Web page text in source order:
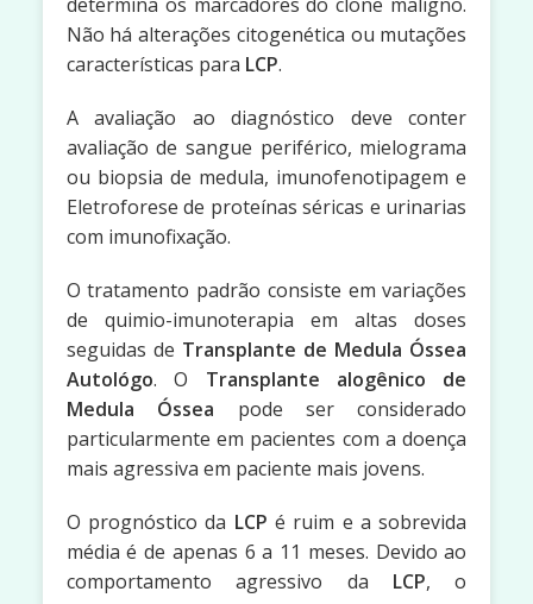
Não há alterações citogenética ou mutações
características para LCP.
A avaliação ao diagnóstico deve conter
avaliação de sangue periférico, mielograma
ou biopsia de medula, imunofenotipagem e
Eletroforese de proteínas séricas e urinarias
com imunofixação.
O tratamento padrão consiste em variações
de quimio-imunoterapia em altas doses
seguidas de Transplante de Medula Óssea
Autológo. O Transplante alogênico de
Medula Óssea pode ser considerado
particularmente em pacientes com a doença
mais agressiva em paciente mais jovens.
O prognóstico da LCP é ruim e a sobrevida
média é de apenas 6 a 11 meses. Devido ao
comportamento agressivo da LCP, o